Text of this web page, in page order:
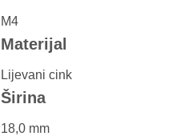
M4
Materijal
Lijevani cink
Širina
18,0 mm